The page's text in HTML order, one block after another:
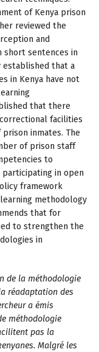
of Kenya prison
reviewed the
and
short sentences in
established that a
in Kenya have not
that there
facilities
inmates. The
of prison staff
to
participating in open
framework
methodology
that for
to strengthen the
in
de la méthodologie
réadaptation des
a émis
méthodologie
pas la
Malgré les